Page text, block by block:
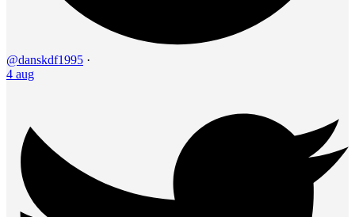
@danskdf1995 ·
4 aug